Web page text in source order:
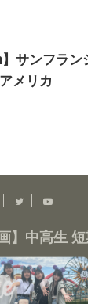
】サンフラ
メリカ
】中高生